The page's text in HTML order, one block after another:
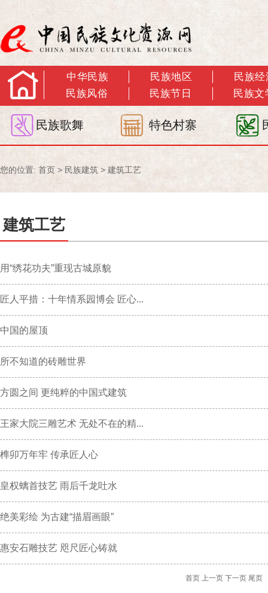
中华民族 民族地区
民族经
民族风俗
民族节日 民族文
民族歌舞 特色村寨
您的位置: 首页 > 民族建筑 > 建筑工艺
建筑工艺
用“绣花功夫”重现古城原貌
匠人平措：十年情系园博会 匠心...
中国的屋顶
所不知道的砖雕世界
方圆之间 更纯粹的中国式建筑
王家大院三雕艺术 无处不在的精...
榫卯万年牢 传承匠人心
皇权螭首技艺 雨后千龙吐水
绝美彩绘 为古建“描眉画眼”
惠安石雕技艺 咫尺匠心铸就
首页 上一页 下一页 尾页